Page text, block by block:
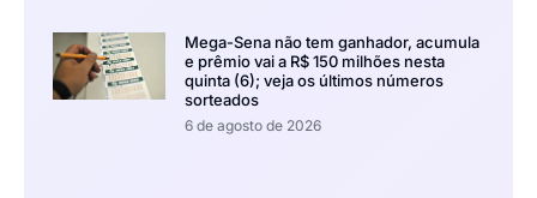
Mega-Sena não tem ganhador, acumula
e prêmio vai a R$ 150 milhões nesta
quinta (6); veja os últimos números
sorteados
6 de agosto de 2026